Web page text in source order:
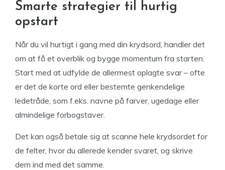
Smarte strategier til hurtig
opstart
Når du vil hurtigt i gang med din krydsord, handler det
om at få et overblik og bygge momentum fra starten.
Start med at udfylde de allermest oplagte svar – ofte
er det de korte ord eller bestemte genkendelige
ledetråde, som f.eks. navne på farver, ugedage eller
almindelige forbogstaver.
Det kan også betale sig at scanne hele krydsordet for
de felter, hvor du allerede kender svaret, og skrive
dem ind med det samme.